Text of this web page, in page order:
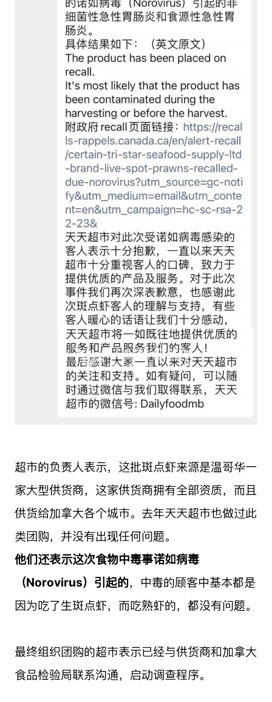
超市的负责人表示，这批斑点虾来源是温哥华一
家大型供货商，这家供货商拥有全部资质，而且
供货给加拿大各个城市。去年天天超市也做过此
类团购，并没有出现任何问题。
他们还表示这次食物中毒事诺如病毒
（Norovirus）引起的，中毒的顾客中基本都是
因为吃了生斑点虾，而吃熟虾的，都没有问题。
最终组织团购的超市表示已经与供货商和加拿大
食品检验局联系沟通，启动调查程序。